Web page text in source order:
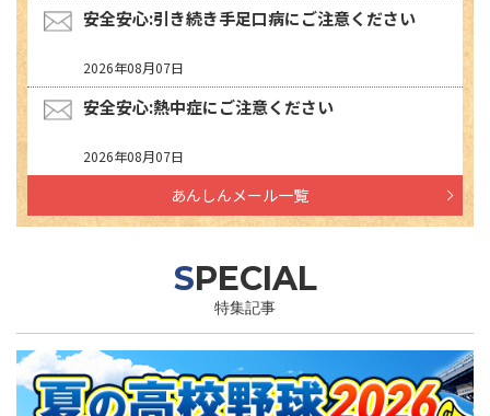
安全安心:引き続き手足口病にご注意ください
2026年08月07日
安全安心:熱中症にご注意ください
2026年08月07日
あんしんメール一覧
SPECIAL
特集記事